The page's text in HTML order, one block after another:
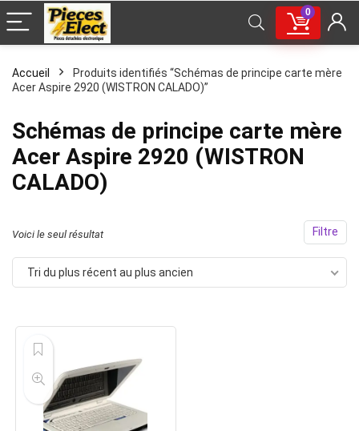
0
Accueil
Produits identifiés “Schémas de principe carte mère
Acer Aspire 2920 (WISTRON CALADO)”
Schémas de principe carte mère
Acer Aspire 2920 (WISTRON
CALADO)
Filtre
Voici le seul résultat
Tri du plus récent au plus ancien